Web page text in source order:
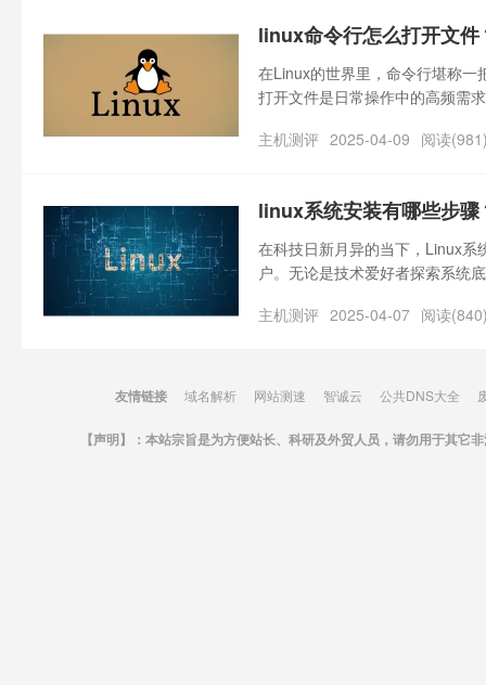
linux命令行怎么打开文件
在Linux的世界里，命令行堪称一
打开文件是日常操作中的高频需
主机测评 2025-04-09 阅读
linux系统安装有哪些步骤
在科技日新月异的当下，Linux系
户。无论是技术爱好者探索系统
复杂，不知道如何解决Linux系统
主机测评 2025-04-07 阅读
友情链接 域名解析 网站测速 智诚云 公共DNS大全
【声明】：本站宗旨是为方便站长、科研及外贸人员，请勿用于其